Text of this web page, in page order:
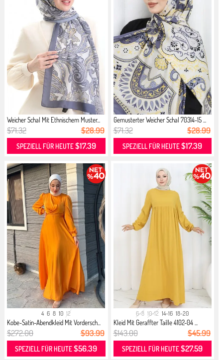
Weicher Schal Mit Ethnischem Muster...
$71.32 $28.99
SPEZIELL FÜR HEUTE$17.39
Gemusterter Weicher Schal 70314-15 ...
$71.32 $28.99
SPEZIELL FÜR HEUTE$17.39
4 6 8 10 12
Kobe-Satin-Abendkleid Mit Vordersch...
$272.00 $93.99
SPEZIELL FÜR HEUTE$56.39
6-8 10-12 14-16 18-20
Kleid Mit Geraffter Taille 4102-04 ...
$143.00 $45.99
SPEZIELL FÜR HEUTE$27.59